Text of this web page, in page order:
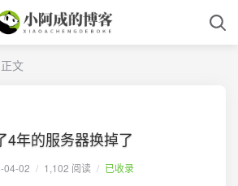
正文
4年的服务器换掉了
04-02 / 1,102 阅读 / 已收录